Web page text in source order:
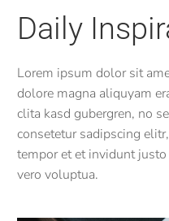
Daily
Lorem ipsum dolor sit
dolore magna aliquyam
clita kasd gubergren, no
consetetur sadipscing
tempor et et invidunt
vero voluptua.